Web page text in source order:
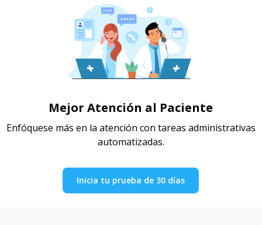
Mejor Atención al Paciente
Enfóquese más en la atención con tareas administrativas
automatizadas.
Inicia tu prueba de 30 días